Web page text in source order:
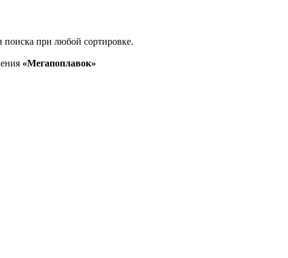
поиска при любой сортировке.
«Мегапоплавок»